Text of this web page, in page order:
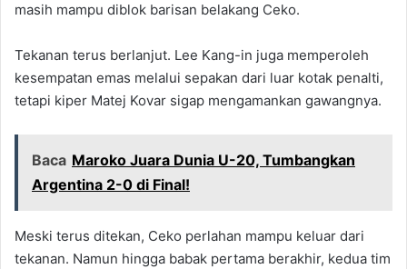
masih mampu diblok barisan belakang Ceko.
Tekanan terus berlanjut. Lee Kang-in juga memperoleh
kesempatan emas melalui sepakan dari luar kotak penalti,
tetapi kiper Matej Kovar sigap mengamankan gawangnya.
Baca Maroko Juara Dunia U-20, Tumbangkan
Argentina 2-0 di Final!
Meski terus ditekan, Ceko perlahan mampu keluar dari
tekanan. Namun hingga babak pertama berakhir, kedua tim